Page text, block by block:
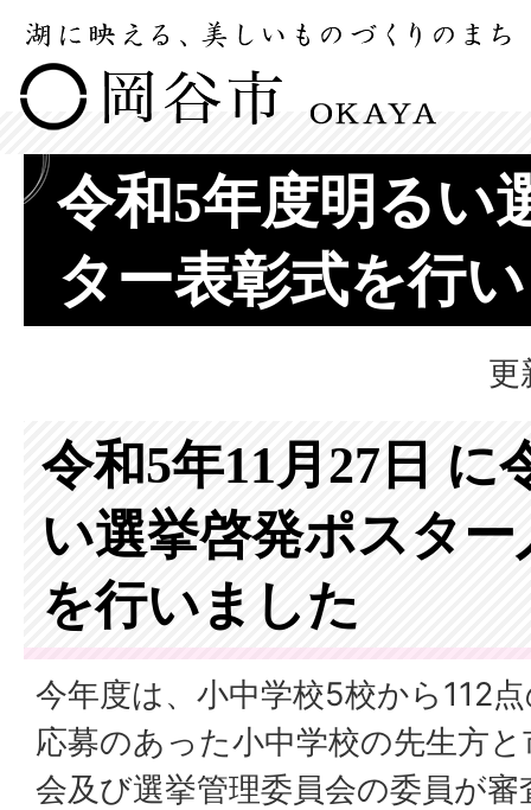
令和5年度明るい
ター表彰式を行
更
令和5年11月27日 に
い選挙啓発ポスタ
を行いました
今年度は、小中学校5校から112
応募のあった小中学校の先生方
会及び選挙管理委員会の委員が